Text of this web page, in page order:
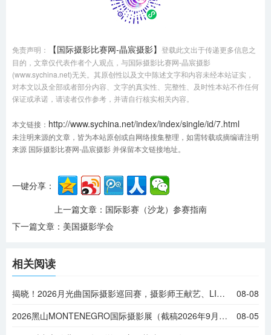
免责声明： 【国际摄影比赛网-晶宸摄影】 登载此文出于传递更多信息之
目的，文章仅代表作者个人观点，与国际摄影比赛网-晶宸摄影
(www.sychina.net)无关。其原创性以及文中陈述文字和内容未经本站证实，
对本文以及全部或者部分内容、文字的真实性、完整性、及时性本站不作任何
保证或承诺，请读者仅作参考，并请自行核实相关内容。
本文链接： http://www.sychina.net/index/index/single/id/7.html
未注明来源的文章，皆为本站原创或自网络搜集整理，如需转载或摘编请注明
来源 国际摄影比赛网-晶宸摄影 并保留本文链接地址。
一键分享：
上一篇文章： 国际影赛（沙龙）参赛指南
下一篇文章： 美国摄影学会
相关阅读
揭晓！2026月光曲国际摄影巡回赛，摄影师王献艺、LING JYI CHAO等摘金
08-08
2026黑山MONTENEGRO国际摄影展（截稿2026年9月6日）
08-05